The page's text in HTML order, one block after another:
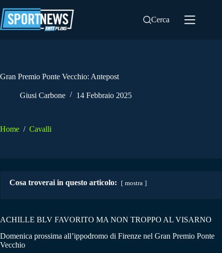
al
contenuto
Cerca
Gran Premio Ponte Vecchio: Antepost
Giusi Carbone 14 Febbraio 2025
Home / Cavalli
Cosa troverai in questo articolo: mostra
ACHILLE BLV FAVORITO MA NON TROPPO AL VISARNO
Domenica prossima all’ippodromo di Firenze nel Gran Premio Ponte
Vecchio